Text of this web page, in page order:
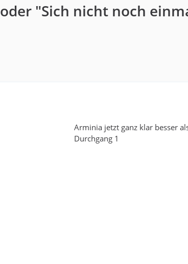
"Sich nicht noch
Arminia jetzt ganz klar besser
Durchgang 1